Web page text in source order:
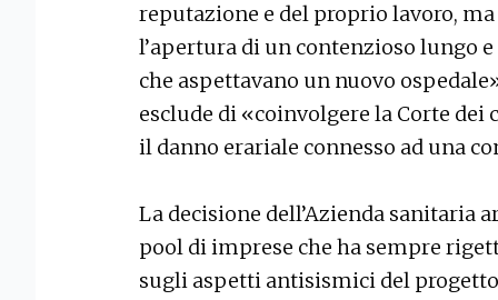
reputazione e del proprio lavoro,
l’apertura di un contenzioso lungo
che aspettavano un nuovo
esclude di «coinvolgere la Corte
il danno erariale connesso ad una
La decisione dell’Azienda sanitaria
pool di imprese che ha sempre
sugli aspetti antisismici del